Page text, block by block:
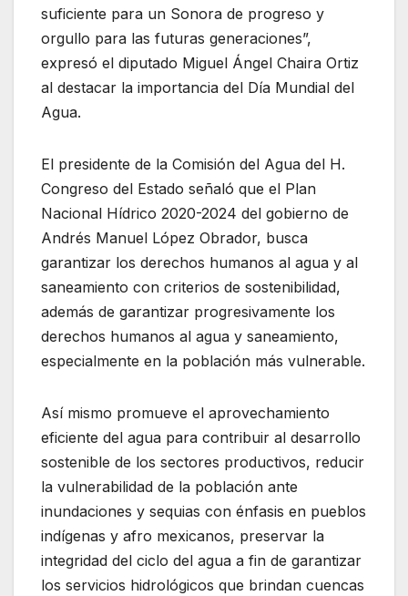
suficiente para un Sonora de progreso y
orgullo para las futuras generaciones”,
expresó el diputado Miguel Ángel Chaira Ortiz
al destacar la importancia del Día Mundial del
Agua.
El presidente de la Comisión del Agua del H.
Congreso del Estado señaló que el Plan
Nacional Hídrico 2020-2024 del gobierno de
Andrés Manuel López Obrador, busca
garantizar los derechos humanos al agua y al
saneamiento con criterios de sostenibilidad,
además de garantizar progresivamente los
derechos humanos al agua y saneamiento,
especialmente en la población más vulnerable.
Así mismo promueve el aprovechamiento
eficiente del agua para contribuir al desarrollo
sostenible de los sectores productivos, reducir
la vulnerabilidad de la población ante
inundaciones y sequias con énfasis en pueblos
indígenas y afro mexicanos, preservar la
integridad del ciclo del agua a fin de garantizar
los servicios hidrológicos que brindan cuencas